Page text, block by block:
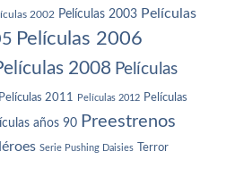
2002 Películas 2003 Películas
Películas 2006
2008 Películas
Películas 2011 Películas 2012 Películas
años 90 Preestrenos
Serie Pushing Daisies Terror